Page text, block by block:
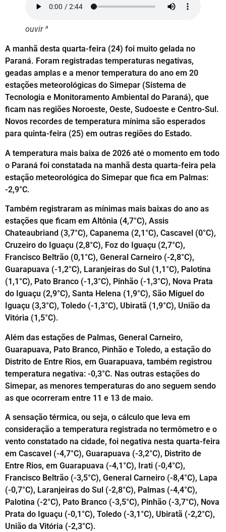
ouvir ^
A manhã desta quarta-feira (24) foi muito gelada no
Paraná. Foram registradas temperaturas negativas,
geadas amplas e a menor temperatura do ano em 20
estações meteorológicas do Simepar (Sistema de
Tecnologia e Monitoramento Ambiental do Paraná), que
ficam nas regiões Noroeste, Oeste, Sudoeste e Centro-Sul.
Novos recordes de temperatura mínima são esperados
para quinta-feira (25) em outras regiões do Estado.
A temperatura mais baixa de 2026 até o momento em todo
o Paraná foi constatada na manhã desta quarta-feira pela
estação meteorológica do Simepar que fica em Palmas:
-2,9°C.
Também registraram as mínimas mais baixas do ano as
estações que ficam em Altônia (4,7°C), Assis
Chateaubriand (3,7°C), Capanema (2,1°C), Cascavel (0°C),
Cruzeiro do Iguaçu (2,8°C), Foz do Iguaçu (2,7°C),
Francisco Beltrão (0,1°C), General Carneiro (-2,8°C),
Guarapuava (-1,2°C), Laranjeiras do Sul (1,1°C), Palotina
(1,1°C), Pato Branco (-1,3°C), Pinhão (-1,3°C), Nova Prata
do Iguaçu (2,9°C), Santa Helena (1,9°C), São Miguel do
Iguaçu (3,3°C), Toledo (-1,3°C), Ubiratã (1,9°C), União da
Vitória (1,5°C).
Além das estações de Palmas, General Carneiro,
Guarapuava, Pato Branco, Pinhão e Toledo, a estação do
Distrito de Entre Rios, em Guarapuava, também registrou
temperatura negativa: -0,3°C. Nas outras estações do
Simepar, as menores temperaturas do ano seguem sendo
as que ocorreram entre 11 e 13 de maio.
A sensação térmica, ou seja, o cálculo que leva em
consideração a temperatura registrada no termômetro e o
vento constatado na cidade, foi negativa nesta quarta-feira
em Cascavel (-4,7°C), Guarapuava (-3,2°C), Distrito de
Entre Rios, em Guarapuava (-4,1°C), Irati (-0,4°C),
Francisco Beltrão (-3,5°C), General Carneiro (-8,4°C), Lapa
(-0,7°C), Laranjeiras do Sul (-2,8°C), Palmas (-4,4°C),
Palotina (-2°C), Pato Branco (-3,5°C), Pinhão (-3,7°C), Nova
Prata do Iguaçu (-0,1°C), Toledo (-3,1°C), Ubiratã (-2,2°C),
União da Vitória (-2,3°C).